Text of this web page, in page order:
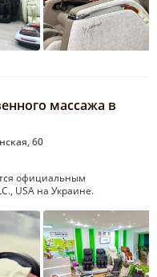
массажа в
60
официальным
USA на Украине.